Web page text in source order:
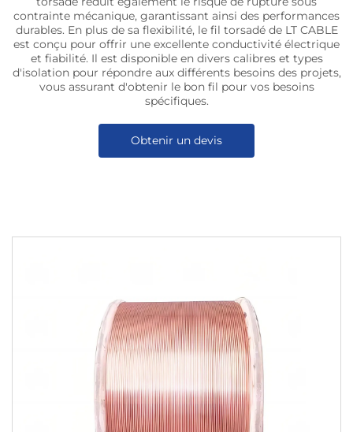
contrainte mécanique, garantissant ainsi des performances
durables. En plus de sa flexibilité, le fil torsadé de LT CABLE
est conçu pour offrir une excellente conductivité électrique
et fiabilité. Il est disponible en divers calibres et types
d'isolation pour répondre aux différents besoins des projets,
vous assurant d'obtenir le bon fil pour vos besoins
spécifiques.
Obtenir un devis